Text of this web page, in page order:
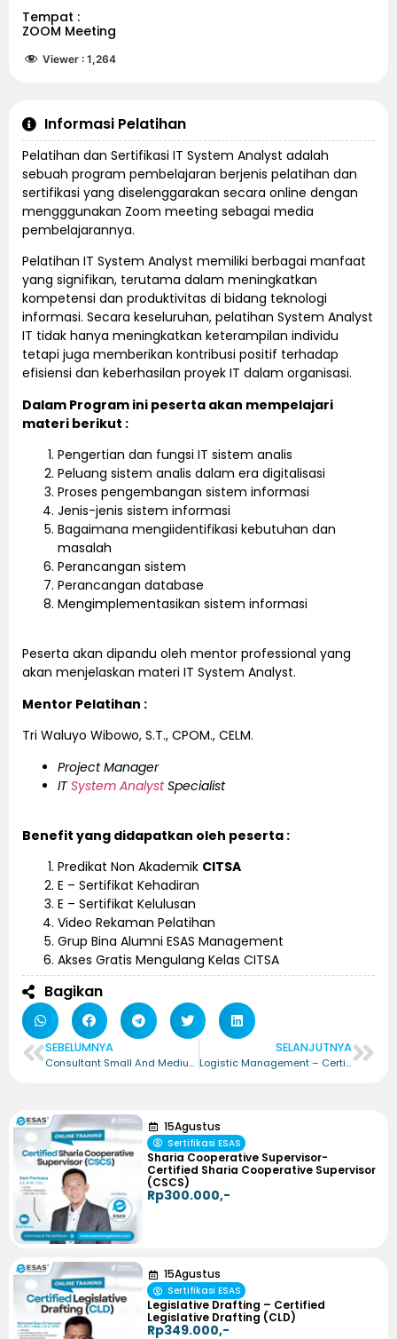
Tempat :
ZOOM Meeting
Viewer : 1,264
Informasi Pelatihan
Pelatihan dan Sertifikasi IT System Analyst adalah
sebuah program pembelajaran berjenis pelatihan dan
sertifikasi yang diselenggarakan secara online dengan
mengggunakan Zoom meeting sebagai media
pembelajarannya.
Pelatihan IT System Analyst memiliki berbagai manfaat
yang signifikan, terutama dalam meningkatkan
kompetensi dan produktivitas di bidang teknologi
informasi. Secara keseluruhan, pelatihan System Analyst
IT tidak hanya meningkatkan keterampilan individu
tetapi juga memberikan kontribusi positif terhadap
efisiensi dan keberhasilan proyek IT dalam organisasi.
Dalam Program ini peserta akan mempelajari
materi berikut :
Pengertian dan fungsi IT sistem analis
Peluang sistem analis dalam era digitalisasi
Proses pengembangan sistem informasi
Jenis-jenis sistem informasi
Bagaimana mengiidentifikasi kebutuhan dan
masalah
Perancangan sistem
Perancangan database
Mengimplementasikan sistem informasi
Peserta akan dipandu oleh mentor professional yang
akan menjelaskan materi IT System Analyst.
Mentor Pelatihan :
Tri Waluyo Wibowo, S.T., CPOM., CELM.
Project Manager
IT System AnalystSpecialist
Benefit yang didapatkan oleh peserta :
Predikat Non Akademik CITSA
E – Sertifikat Kehadiran
E – Sertifikat Kelulusan
Video Rekaman Pelatihan
Grup Bina Alumni ESAS Management
Akses Gratis Mengulang Kelas CITSA
Bagikan
SEBELUMNYA
Consultant Small And Medium Entreprise – Certified Professional Consultant Small And Medium Entreprise (CPCSME)
SELANJUTNYA
Logistic Management – Certified Logistic Management Professional (CLMP)
15Agustus
Sertifikasi ESAS
Sharia Cooperative Supervisor-
Certified Sharia Cooperative Supervisor
(CSCS)
Rp300.000,-
15Agustus
Sertifikasi ESAS
Legislative Drafting – Certified
Legislative Drafting (CLD)
Rp349.000,-